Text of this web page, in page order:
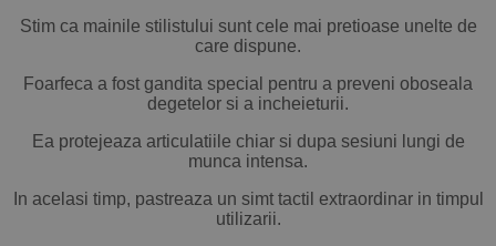
Stim ca mainile stilistului sunt cele mai pretioase unelte de
care dispune.
Foarfeca a fost gandita special pentru a preveni oboseala
degetelor si a incheieturii.
Ea protejeaza articulatiile chiar si dupa sesiuni lungi de
munca intensa.
In acelasi timp, pastreaza un simt tactil extraordinar in timpul
utilizarii.